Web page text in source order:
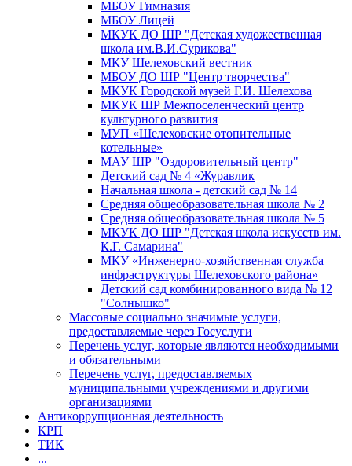
МБОУ Гимназия
МБОУ Лицей
МКУК ДО ШР "Детская художественная
школа им.В.И.Сурикова"
МКУ Шелеховский вестник
МБОУ ДО ШР "Центр творчества"
МКУК Городской музей Г.И. Шелехова
МКУК ШР Межпоселенческий центр
культурного развития
МУП «Шелеховские отопительные
котельные»
МАУ ШР "Оздоровительный центр"
Детский сад № 4 «Журавлик
Начальная школа - детский сад № 14
Средняя общеобразовательная школа № 2
Средняя общеобразовательная школа № 5
МКУК ДО ШР "Детская школа искусств им.
К.Г. Самарина"
МКУ «Инженерно-хозяйственная служба
инфраструктуры Шелеховского района»
Детский сад комбинированного вида № 12
"Солнышко"
Массовые социально значимые услуги,
предоставляемые через Госуслуги
Перечень услуг, которые являются необходимыми
и обязательными
Перечень услуг, предоставляемых
муниципальными учреждениями и другими
организациями
Антикоррупционная деятельность
КРП
ТИК
...